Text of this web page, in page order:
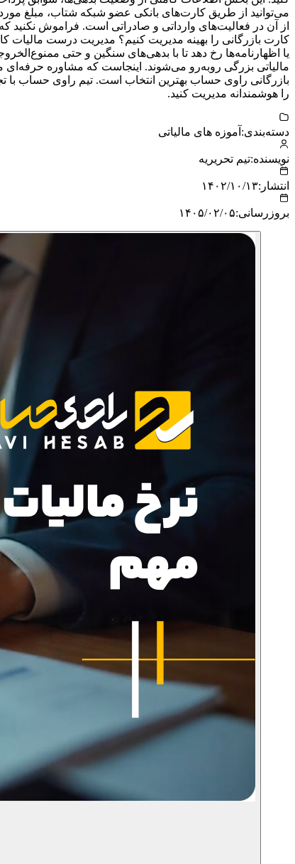
می‌توانید از طریق کارت‌های بانکی عضو شبکه شتاب، مبلغ مورد
از آن در فعالیت‌های وارداتی و صادراتی است. فراموش نکنید
کارت بازرگانی را بهینه مدیریت کنیم؟ مدیریت درست مالیات
یا اظهارنامه‌ها رخ دهد تا با بدهی‌های سنگین و حتی
مالیاتی بزرگی روبه‌رو می‌شوند. اینجاست که مشاوره حرفه‌ای
بازرگانی راوی حساب بهترین انتخاب است. تیم راوی حساب با
را هوشمندانه مدیریت کنید.
دسته‌بندی: آموزه های مالیاتی
نویسنده:تیم تحریریه
انتشار:۱۴۰۲/۱۰/۱۳
بروزرسانی:۱۴۰۵/۰۲/۰۵